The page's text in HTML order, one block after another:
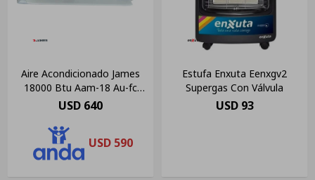
Aire Acondicionado James
18000 Btu Aam-18 Au-fc
Color Blanco
USD 640
USD 590
Estufa Enxuta Eenxgv2
Supergas Con Válvula
USD 93